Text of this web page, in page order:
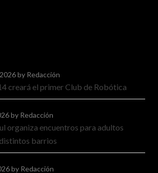
by Redacción
creará el primer Club de Robótica
by Redacción
organiza encuentros para adultos
barrios
by Redacción